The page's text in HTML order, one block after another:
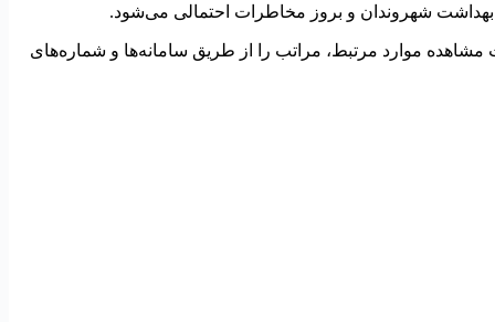
شهروندان و بروز مخاطرات احتمالی می‌شود.
موارد مرتبط، مراتب را از طریق سامانه‌ها و شماره‌های